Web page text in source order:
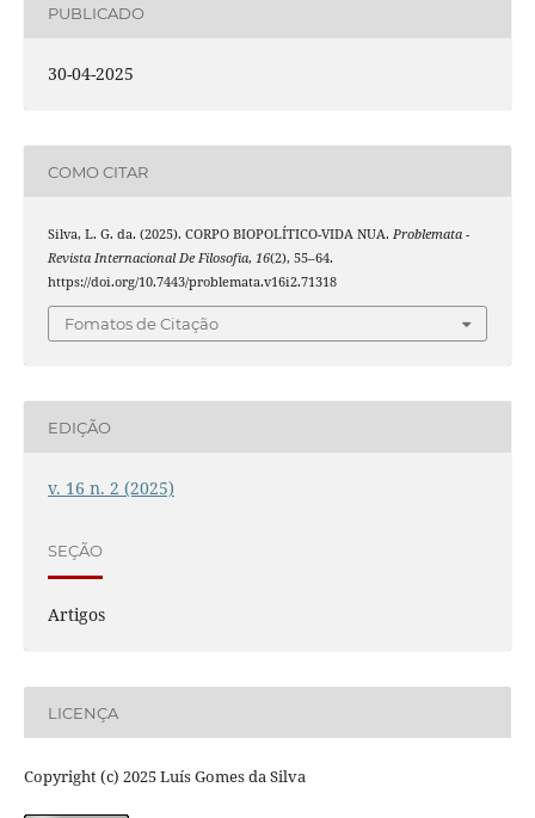
PUBLICADO
30-04-2025
COMO CITAR
Silva, L. G. da. (2025). CORPO BIOPOLÍTICO-VIDA NUA. Problemata -
Revista Internacional De Filosofia, 16(2), 55–64.
https://doi.org/10.7443/problemata.v16i2.71318
Fomatos de Citação
EDIÇÃO
v. 16 n. 2 (2025)
SEÇÃO
Artigos
LICENÇA
Copyright (c) 2025 Luís Gomes da Silva